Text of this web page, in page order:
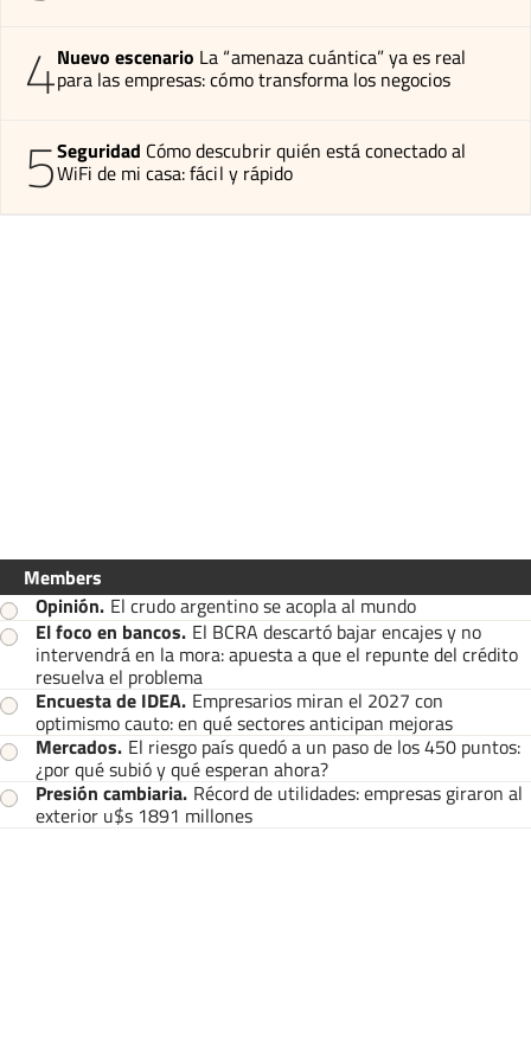
4Nuevo escenario La “amenaza cuántica” ya es real
para las empresas: cómo transforma los negocios
5Seguridad Cómo descubrir quién está conectado al
WiFi de mi casa: fácil y rápido
Members
Opinión. El crudo argentino se acopla al mundo
El foco en bancos. El BCRA descartó bajar encajes y no
intervendrá en la mora: apuesta a que el repunte del crédito
resuelva el problema
Encuesta de IDEA. Empresarios miran el 2027 con
optimismo cauto: en qué sectores anticipan mejoras
Mercados. El riesgo país quedó a un paso de los 450 puntos:
¿por qué subió y qué esperan ahora?
Presión cambiaria. Récord de utilidades: empresas giraron al
exterior u$s 1891 millones